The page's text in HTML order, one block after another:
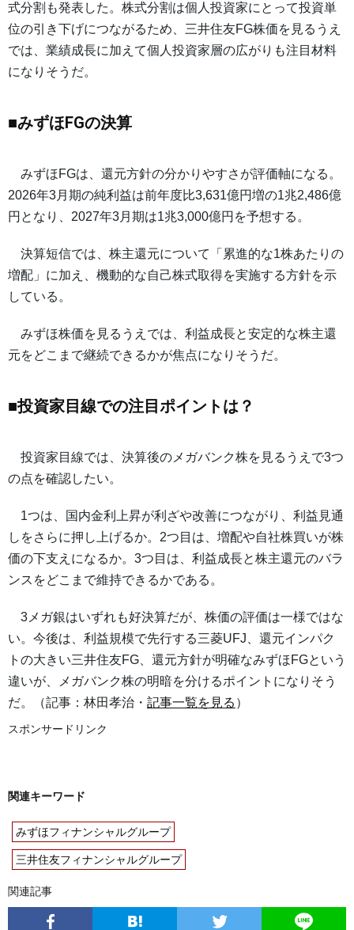
式分割も発表した。株式分割は個人投資家にとって投資単
位の引き下げにつながるため、三井住友FG株価を見るうえ
では、業績成長に加えて個人投資家層の広がりも注目材料
になりそうだ。
■みずほFGの決算
みずほFGは、還元方針の分かりやすさが評価軸になる。
2026年3月期の純利益は前年度比3,631億円増の1兆2,486億
円となり、2027年3月期は1兆3,000億円を予想する。
決算短信では、株主還元について「累進的な1株あたりの
増配」に加え、機動的な自己株式取得を実施する方針を示
している。
みずほ株価を見るうえでは、利益成長と安定的な株主還
元をどこまで継続できるかが焦点になりそうだ。
■投資家目線での注目ポイントは？
投資家目線では、決算後のメガバンク株を見るうえで3つ
の点を確認したい。
1つは、国内金利上昇が利ざや改善につながり、利益見通
しをさらに押し上げるか。2つ目は、増配や自社株買いが株
価の下支えになるか。3つ目は、利益成長と株主還元のバラ
ンスをどこまで維持できるかである。
3メガ銀はいずれも好決算だが、株価の評価は一様ではな
い。今後は、利益規模で先行する三菱UFJ、還元インパク
トの大きい三井住友FG、還元方針が明確なみずほFGという
違いが、メガバンク株の明暗を分けるポイントになりそう
だ。（記事：林田孝治・ 記事一覧を見る ）
スポンサードリンク
関連キーワード
みずほフィナンシャルグループ
三井住友フィナンシャルグループ
関連記事